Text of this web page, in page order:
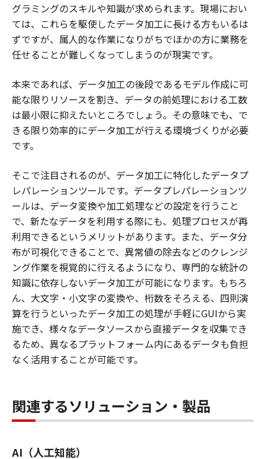
グラミングのスキルや知識が求められます。現場におい
ては、これらを駆使したデータ加工に長ける方もいるは
ずですが、属人的な作業になりがちでほかの方に業務を
任せることが難しくなってしまうのが現実です。
本来であれば、データ加工の後段であるモデル作成に可
能な限りリソースを割き、データの前処理における工数
は最小限に抑えたいところでしょう。その意味でも、で
きる限り効率的にデータ加工が行える環境づくりが必要
です。
そこで注目されるのが、データ加工に特化したデータプ
レパレーションツールです。データプレパレーションツ
ールは、データ変換や加工処理などの設定を行うこと
で、新たなデータを利用する際にも、処理プロセスが再
利用できるというメリットがあります。また、データ分
布が可視化できることで、異常値の除去などのクレンジ
ング作業を視覚的に行えるようになり、専門的な統計の
知識に依存しないデータ加工が可能になります。もちろ
ん、大文字・小文字の変換や、桁数をそろえる、四則演
算を行うといったデータ加工の処理が手軽にGUIから実
施でき、様々なデータソースから直接データを収集でき
るため、異なるプラットフォーム内にあるデータも負担
なく活用することが可能です。
関連するソリューション・製品
AI（人工知能）